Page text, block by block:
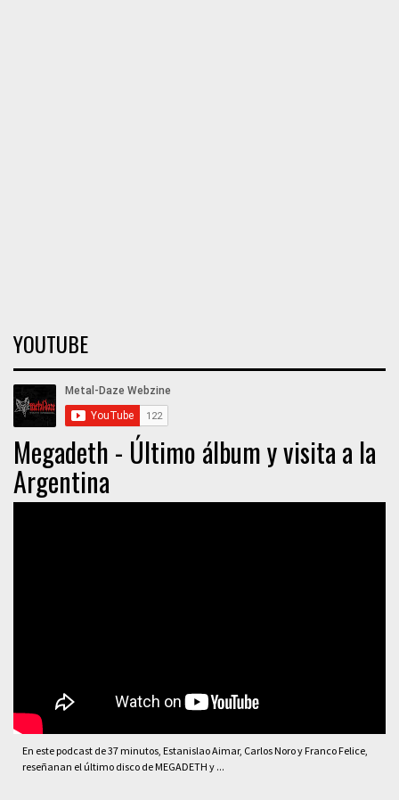
YOUTUBE
Megadeth - Último álbum y visita a la
Argentina
En este podcast de 37 minutos, Estanislao Aimar, Carlos Noro y Franco Felice,
reseñanan el último disco de MEGADETH y ...